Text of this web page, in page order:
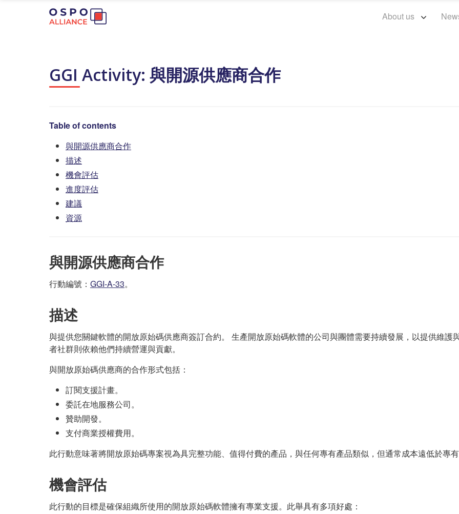
About us
GGI Activity: 與開源供應商合作
Table of contents
與開源供應商合作
描述
機會評估
進度評估
建議
資源
與開源供應商合作
行動編號： GGI-A-33。
描述
與提供您關鍵軟體的開放原始碼供應商簽訂合約。 生產開放原始碼軟體的公司與團體需要持續發展，以提供維護
者社群則依賴他們持續營運與貢獻。
與開放原始碼供應商的合作形式包括：
訂閱支援計畫。
委託在地服務公司。
贊助開發。
支付商業授權費用。
此行動意味著將開放原始碼專案視為具完整功能、值得付費的產品，與任何專有產品類似，但通常成本遠低於專有
機會評估
此行動的目標是確保組織所使用的開放原始碼軟體擁有專業支援。此舉具有多項好處：